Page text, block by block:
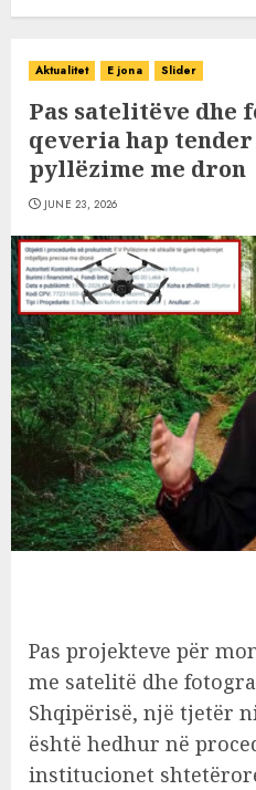
Aktualitet E jona Slider
Pas satelitëve
qeveria hap tender
pyllëzime me dron
JUNE 23, 2026
Pas projekteve për
me satelitë dhe
Shqipërisë, një tjetër
është hedhur në
institucionet